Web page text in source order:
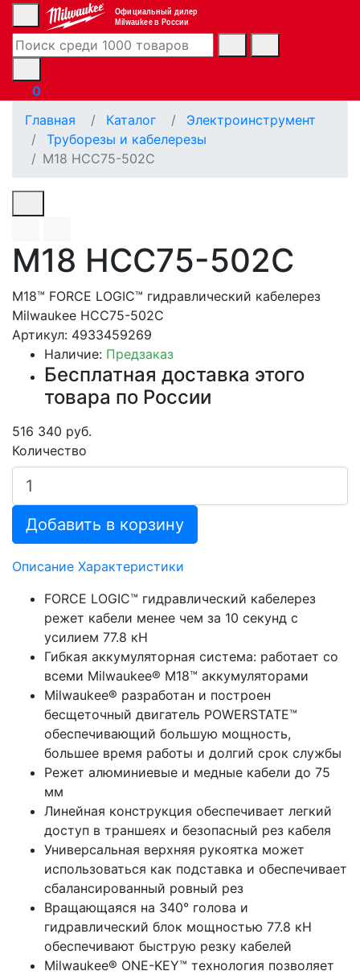
Официальный дилер
Milwaukee в России
0
Главная
Каталог
Электроинструмент
Труборезы и кабелерезы
M18 HCC75-502C
M18 HCC75-502C
M18™ FORCE LOGIC™ гидравлический кабелерез
Milwaukee HCC75-502C
Артикул: 4933459269
Наличие: Предзаказ
Бесплатная доставка этого
товара по России
516 340 руб.
Количество
Добавить в корзину
Описание Характеристики
FORCE LOGIC™ гидравлический кабелерез
режет кабели менее чем за 10 секунд с
усилием 77.8 кН
Гибкая аккумуляторная система: работает со
всеми Milwaukee® M18™ аккумуляторами
Milwaukee® разработан и построен
бесщеточный двигатель POWERSTATE™
обеспечивающий большую мощность,
большее время работы и долгий срок службы
Режет алюминиевые и медные кабели до 75
мм
Линейная конструкция обеспечивает легкий
доступ в траншеях и безопасный рез кабеля
Универсальная верхняя рукоятка может
использоваться как подставка и обеспечивает
сбалансированный ровный рез
Вращающаяся на 340° голова и
гидравлический блок мощностью 77.8 кН
обеспечивают быструю резку кабелей
Milwaukee® ONE-KEY™ технология позволяет